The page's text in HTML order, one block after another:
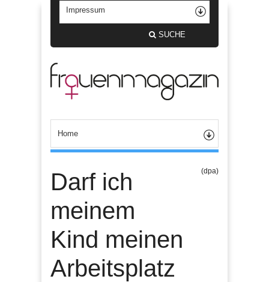
SUCHE
Darf ich
meinem
Kind meinen
Arbeitsplatz
(dpa)